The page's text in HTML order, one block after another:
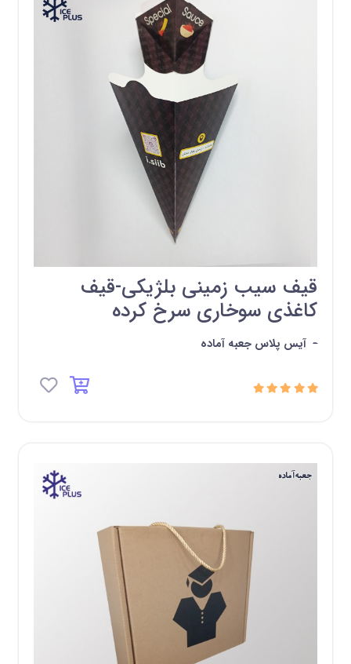
قیف سیب زمینی بلژیکی-قیف
کاغذی سوخاری سرخ کرده
- آیس پلاس جعبه آماده